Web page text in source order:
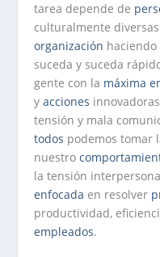
tarea depende de
culturalmente
organización
suceda y suceda
gente con la máxima
yacciones
tensión y mala
todos podemos tomar
nuestro
la tensión
enfocada en resolver
productividad,
empleados.